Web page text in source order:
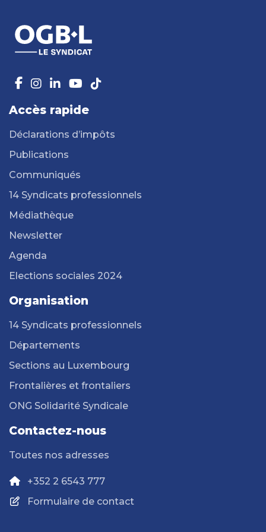
Accès rapide
Déclarations d’impôts
Publications
Communiqués
14 Syndicats professionnels
Médiathèque
Newsletter
Agenda
Elections sociales 2024
Organisation
14 Syndicats professionnels
Départements
Sections au Luxembourg
Frontalières et frontaliers
ONG Solidarité Syndicale
Contactez-nous
Toutes nos adresses
+352 2 6543 777
Formulaire de contact